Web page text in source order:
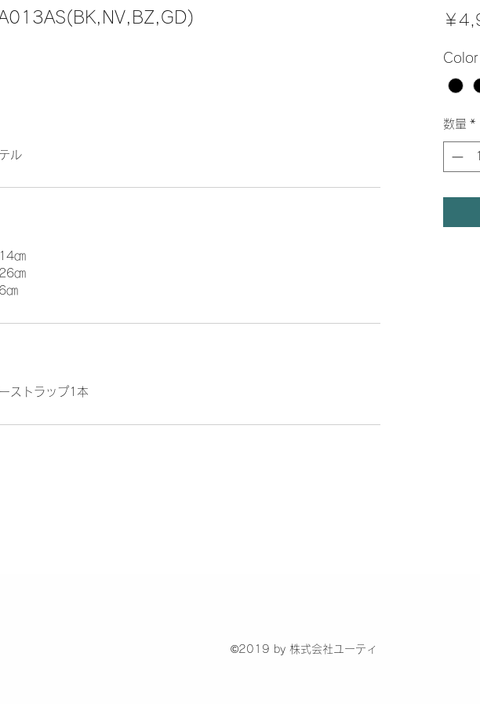
ル
㎝
㎝
㎝
ストラップ1本
￥
Color
数量 *
©2019 by 株式会社ユーティ